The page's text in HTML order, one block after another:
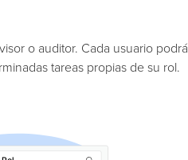
o auditor. Cada usuario podrá
tareas propias de su rol.